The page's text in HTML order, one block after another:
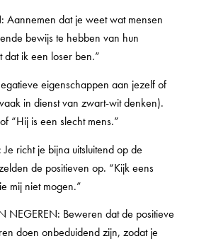
Aannemen dat je weet wat mensen
bewijs te hebben van hun
ik een loser ben.”
eigenschappen aan jezelf of
in dienst van zwart-wit denken).
“Hij is een slecht mens.”
Je richt je bijna uitsluitend op de
de positieven op. “Kijk eens
mij niet mogen.”
NEGEREN: Beweren dat de positieve
doen onbeduidend zijn, zodat je